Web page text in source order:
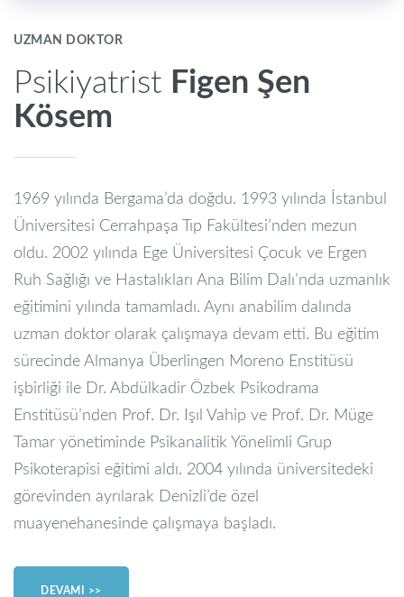
UZMAN DOKTOR
Psikiyatrist Figen Şen
Kösem
1969 yılında Bergama’da doğdu. 1993 yılında İstanbul
Üniversitesi Cerrahpaşa Tıp Fakültesi’nden mezun
oldu. 2002 yılında Ege Üniversitesi Çocuk ve Ergen
Ruh Sağlığı ve Hastalıkları Ana Bilim Dalı’nda uzmanlık
eğitimini yılında tamamladı. Aynı anabilim dalında
uzman doktor olarak çalışmaya devam etti. Bu eğitim
sürecinde Almanya Überlingen Moreno Enstitüsü
işbirliği ile Dr. Abdülkadir Özbek Psikodrama
Enstitüsü’nden Prof. Dr. Işıl Vahip ve Prof. Dr. Müge
Tamar yönetiminde Psikanalitik Yönelimli Grup
Psikoterapisi eğitimi aldı. 2004 yılında üniversitedeki
görevinden ayrılarak Denizli’de özel
muayenehanesinde çalışmaya başladı.
DEVAMI >>